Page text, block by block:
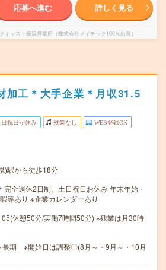
応募へ進む 詳しく見る
キャスト横浜営業所（株式会社メイテック100％出資）
加工＊大手企業＊月収31.5
日祝日が休み 残業なし WEB登録OK
)駅から徒歩18分
完全週休2日制、土日祝日お休み 年末年始・
等あり ※企業カレンダーあり
休憩50分/実働7時間50分) ※残業は月30時
長期 ※開始日は調整〇(8月～・9月～・10月